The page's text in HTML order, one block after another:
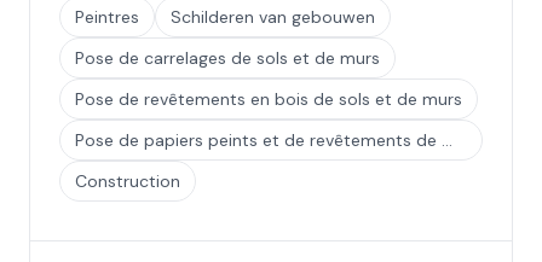
Peintres
Schilderen van gebouwen
Pose de carrelages de sols et de murs
Pose de revêtements en bois de sols et de murs
Pose de papiers peints et de revêtements de murs et de sols en d'autres matériaux
Construction